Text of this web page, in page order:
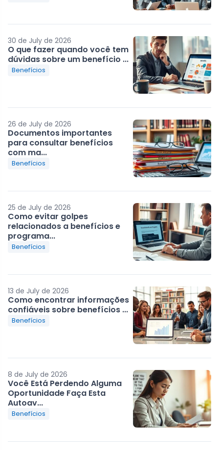
30 de July de 2026
O que fazer quando você tem
dúvidas sobre um benefício ...
Benefícios
26 de July de 2026
Documentos importantes
para consultar benefícios
com ma...
Benefícios
25 de July de 2026
Como evitar golpes
relacionados a benefícios e
programa...
Benefícios
13 de July de 2026
Como encontrar informações
confiáveis sobre benefícios ...
Benefícios
8 de July de 2026
Você Está Perdendo Alguma
Oportunidade Faça Esta
Autoav...
Benefícios